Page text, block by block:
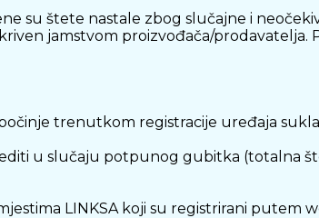
su štete nastale zbog slučajne i
jamstvom proizvođača/prodavatelja.
trenutkom registracije uređaja
u slučaju potpunog gubitka (totalna
LINKSA koji su registrirani putem